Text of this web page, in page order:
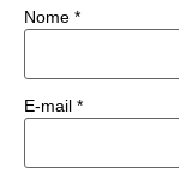
Nome *
E-mail *